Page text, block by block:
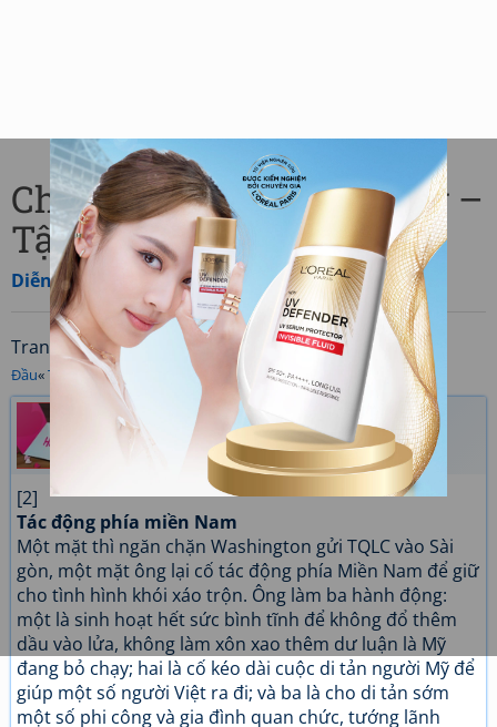
Chủ đề: Bình thơ – Hansy –
Tập 2 - Trang 12
Diễn đàn Thảo luận chung »Thảo luận chung
Trang /22 (214 bài viết)
Đầu«Trước‹ ... [10 ] [13 14 Sau»Cuối
Poet Hansy
Ngày gửi: 29/06/2024 15:23
[2]
Tác động phía miền Nam
Một mặt thì ngăn chặn Washington gửi TQLC vào Sài
gòn, một mặt ông lại cố tác động phía Miền Nam để giữ
cho tình hình khói xáo trộn. Ông làm ba hành động:
một là sinh hoạt hết sức bình tĩnh để không đổ thêm
dầu vào lửa, không làm xôn xao thêm dư luận là Mỹ
đang bỏ chạy; hai là cố kéo dài cuộc di tản người Mỹ để
giúp một số người Việt ra đi; và ba là cho di tản sớm
một số phi công và gia đình quan chức, tướng lãnh